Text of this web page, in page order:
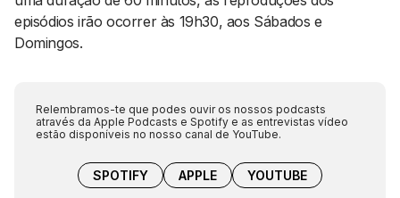
episódios irão ocorrer às 19h30, aos Sábados e
Domingos.
Relembramos-te que podes ouvir os nossos podcasts
através da Apple Podcasts e Spotify e as entrevistas vídeo
estão disponíveis no nosso canal de YouTube.
SPOTIFY APPLE YOUTUBE